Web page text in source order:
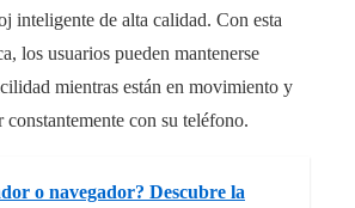
inteligente de alta calidad. Con esta
los usuarios pueden mantenerse
mientras están en movimiento y
con su teléfono.
o navegador? Descubre la